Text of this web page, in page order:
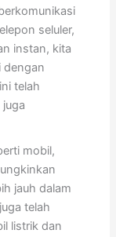
seluler,
instan, kita
dengan
telah
mobil,
jauh dalam
telah
listrik dan